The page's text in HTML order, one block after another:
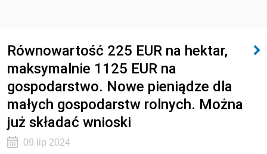
Równowartość 225 EUR na hektar,
maksymalnie 1125 EUR na
gospodarstwo. Nowe pieniądze dla
małych gospodarstw rolnych. Można
już składać wnioski
09 lip 2024